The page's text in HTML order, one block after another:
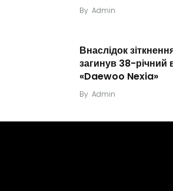
By Admin
Внаслідок
загинув 38-річний
«Daewoo Nexia»
By Admin